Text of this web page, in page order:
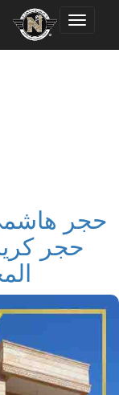
Toggle
navigation
حجر
حجر